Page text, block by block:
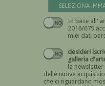
SELEZIONA
In base all'
2016/679 acconsento
miei dati
desideri
galleria
la
delle nuove
che ci riguardano